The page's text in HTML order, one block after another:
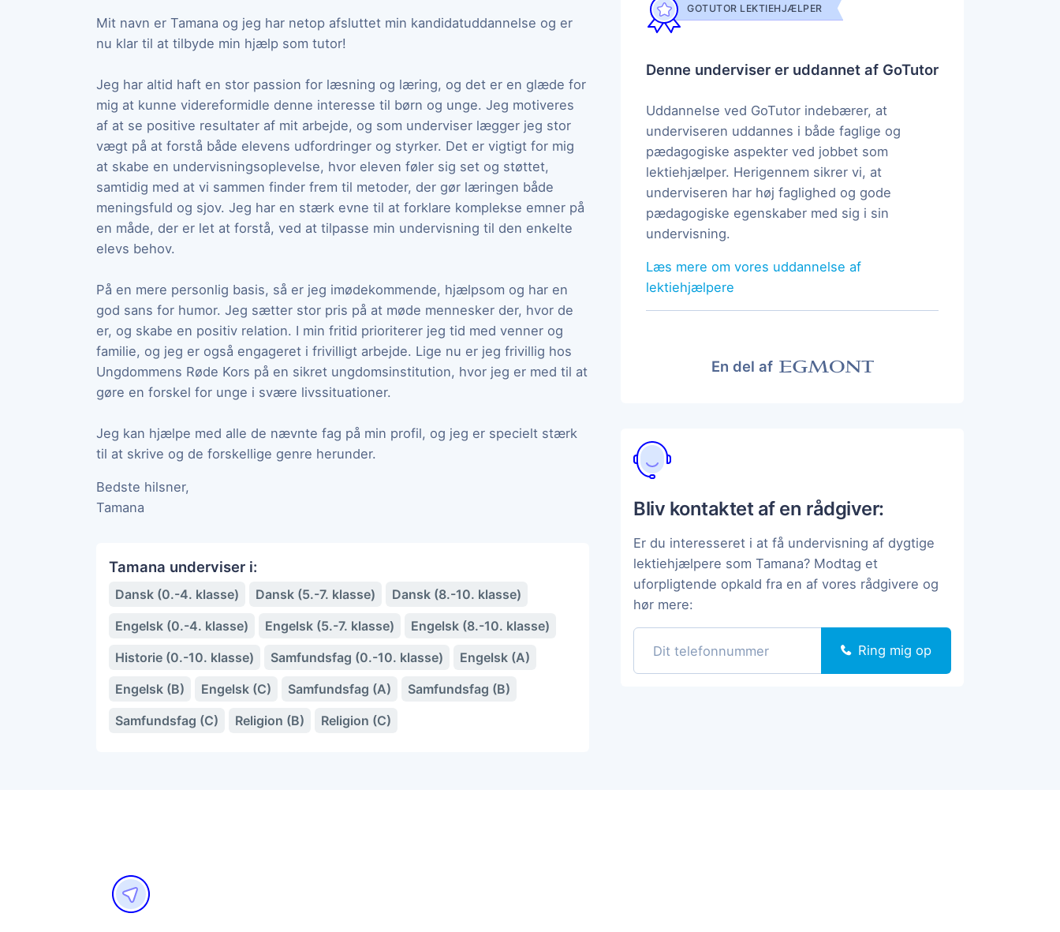
Mit navn er Tamana og jeg har netop afsluttet min kandidatuddannelse og er
nu klar til at tilbyde min hjælp som tutor!
Jeg har altid haft en stor passion for læsning og læring, og det er en glæde for
mig at kunne videreformidle denne interesse til børn og unge. Jeg motiveres
af at se positive resultater af mit arbejde, og som underviser lægger jeg stor
vægt på at forstå både elevens udfordringer og styrker. Det er vigtigt for mig
at skabe en undervisningsoplevelse, hvor eleven føler sig set og støttet,
samtidig med at vi sammen finder frem til metoder, der gør læringen både
meningsfuld og sjov. Jeg har en stærk evne til at forklare komplekse emner på
en måde, der er let at forstå, ved at tilpasse min undervisning til den enkelte
elevs behov.
På en mere personlig basis, så er jeg imødekommende, hjælpsom og har en
god sans for humor. Jeg sætter stor pris på at møde mennesker der, hvor de
er, og skabe en positiv relation. I min fritid prioriterer jeg tid med venner og
familie, og jeg er også engageret i frivilligt arbejde. Lige nu er jeg frivillig hos
Ungdommens Røde Kors på en sikret ungdomsinstitution, hvor jeg er med til at
gøre en forskel for unge i svære livssituationer.
Jeg kan hjælpe med alle de nævnte fag på min profil, og jeg er specielt stærk
til at skrive og de forskellige genre herunder.
Bedste hilsner,
Tamana
Tamana underviser i:
Dansk (0.-4. klasse) Dansk (5.-7. klasse)
Dansk (8.-10. klasse)
Engelsk (0.-4. klasse)
Engelsk (5.-7. klasse)
Engelsk (8.-10. klasse)
Historie (0.-10. klasse)
Samfundsfag (0.-10. klasse)
Engelsk (A)
Engelsk (B)
Engelsk (C) Samfundsfag (A)
Samfundsfag (B)
Samfundsfag (C)
Religion (B) Religion (C)
GOTUTOR LEKTIEHJÆLPER
Denne underviser er uddannet af GoTutor
Uddannelse ved GoTutor indebærer, at
underviseren uddannes i både faglige og
pædagogiske aspekter ved jobbet som
lektiehjælper. Herigennem sikrer vi, at
underviseren har høj faglighed og gode
pædagogiske egenskaber med sig i sin
undervisning.
Læs mere om vores uddannelse af
lektiehjælpere
En del af
Bliv kontaktet af en rådgiver:
Er du interesseret i at få undervisning af dygtige
lektiehjælpere som Tamana? Modtag et
uforpligtende opkald fra en af vores rådgivere og
hør mere:
Ring mig op